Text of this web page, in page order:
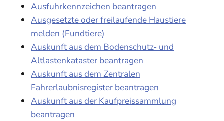
Ausfuhrkennzeichen beantragen
Ausgesetzte oder freilaufende Haustiere
melden (Fundtiere)
Auskunft aus dem Bodenschutz- und
Altlastenkataster beantragen
Auskunft aus dem Zentralen
Fahrerlaubnisregister beantragen
Auskunft aus der Kaufpreissammlung
beantragen